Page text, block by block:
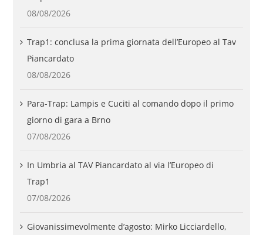
08/08/2026
Trap1: conclusa la prima giornata dell’Europeo al Tav
Piancardato
08/08/2026
Para-Trap: Lampis e Cuciti al comando dopo il primo
giorno di gara a Brno
07/08/2026
In Umbria al TAV Piancardato al via l’Europeo di
Trap1
07/08/2026
Giovanissimevolmente d’agosto: Mirko Licciardello,